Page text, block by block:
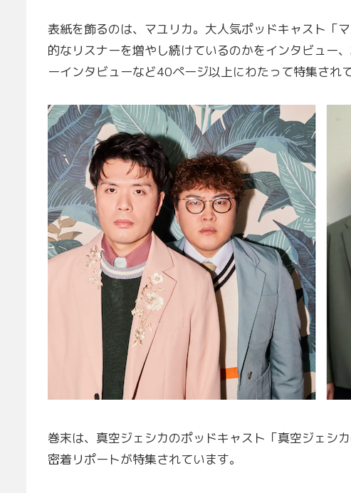
表紙を飾るのは、マユリカ。大人気ポッドキャスト「
的なリスナーを増やし続けているのかをインタビュー
ーインタビューなど40ページ以上にわたって特集されて
巻末は、真空ジェシカのポッドキャスト「真空ジェシ
密着リポートが特集されています。